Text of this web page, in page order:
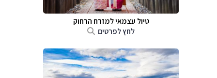
טיול עצמאי למזרח הרחוק
לחץ לפרטים